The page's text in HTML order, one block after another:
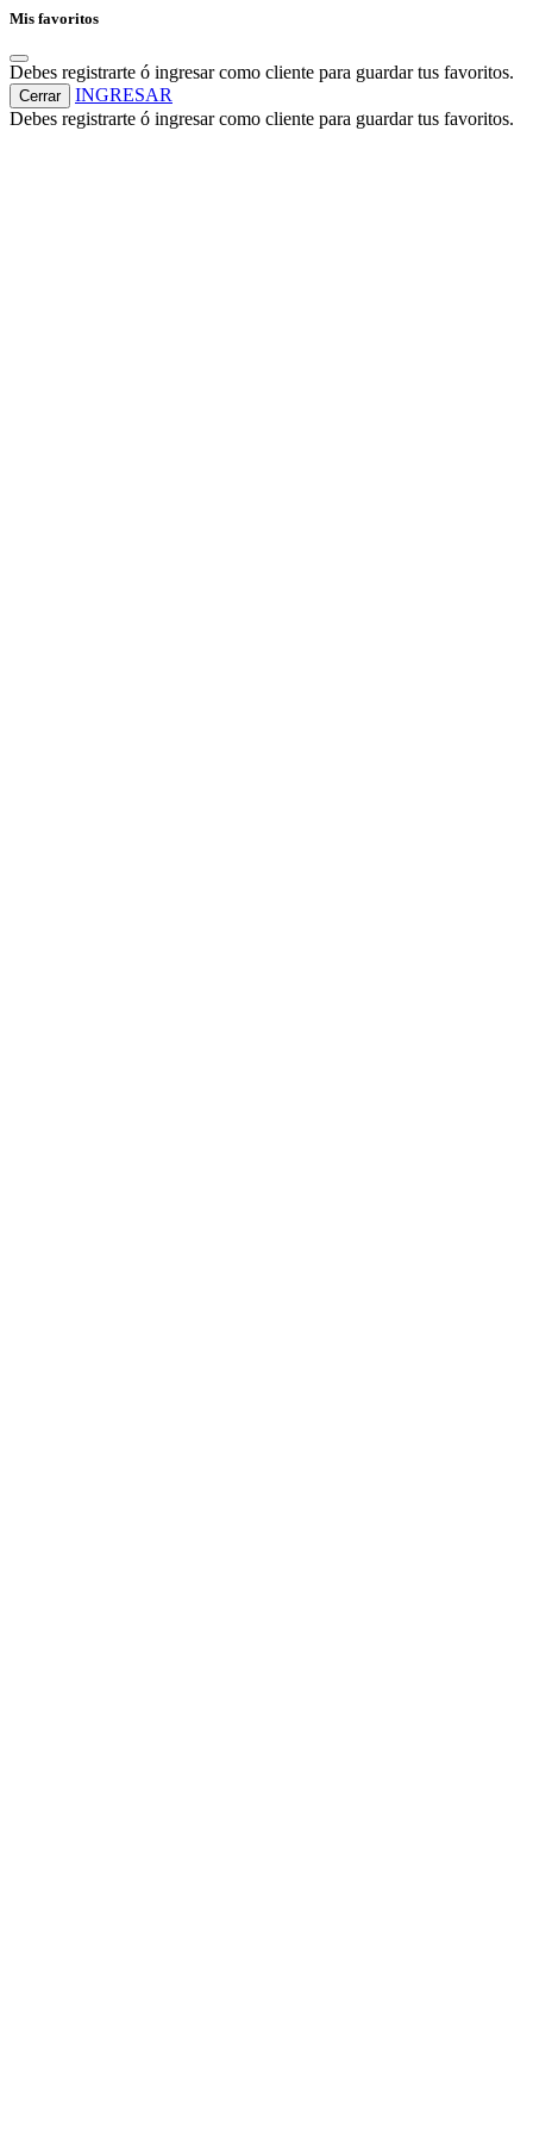
Mis favoritos
Debes registrarte ó ingresar como cliente para guardar tus favoritos.
Cerrar
INGRESAR
Debes registrarte ó ingresar como cliente para guardar tus favoritos.